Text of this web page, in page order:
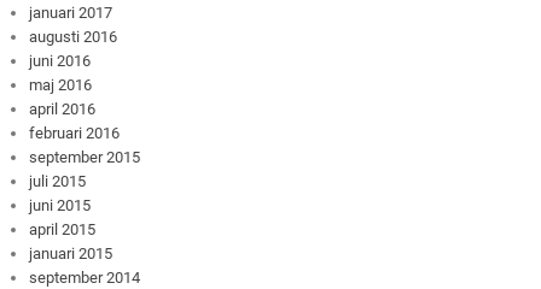
januari 2017
augusti 2016
juni 2016
maj 2016
april 2016
februari 2016
september 2015
juli 2015
juni 2015
april 2015
januari 2015
september 2014